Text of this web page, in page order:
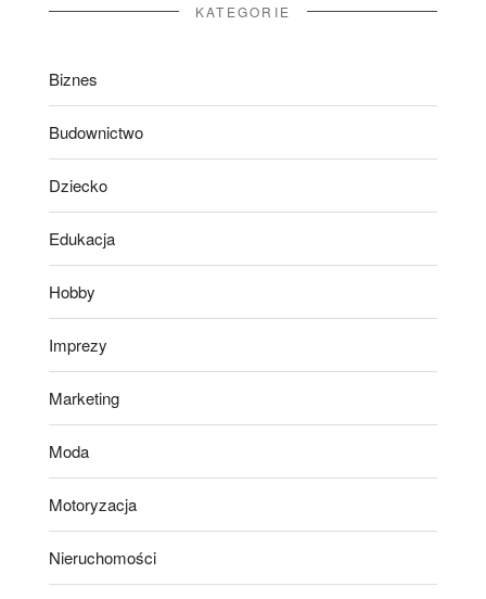
KATEGORIE
Biznes
Budownictwo
Dziecko
Edukacja
Hobby
Imprezy
Marketing
Moda
Motoryzacja
Nieruchomości